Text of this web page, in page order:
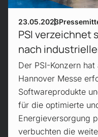
23.05.2023
PSI verzeichnet
nach
Der PSI-Konzern
Hannover Messe
Softwareprodukte
für die optimierte
Energieversorgung
verbuchten die